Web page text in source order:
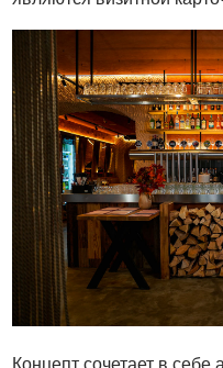
Концепт сочетает в себе